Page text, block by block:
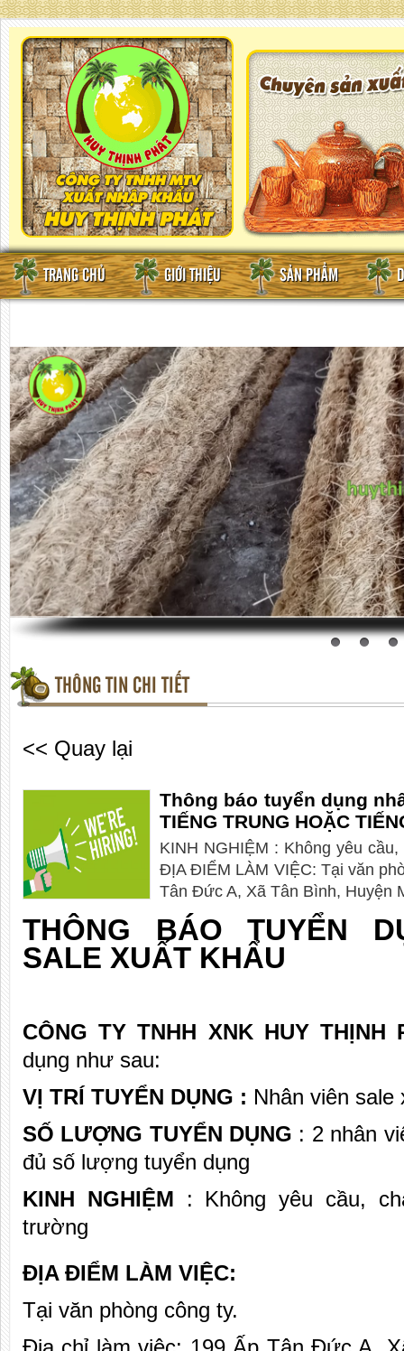
TRANG CHỦ GIỚI THIỆU SẢN PHẨM
THÔNG TIN CHI TIẾT
<< Quay lại
Thông báo tuyển dụng
TIẾNG TRUNG HOẶC
KINH NGHIỆM : Không yêu
ĐỊA ĐIỂM LÀM VIỆC: Tại văn
Tân Đức A, Xã Tân Bình, Huyện
THÔNG BÁO TUYỂN
SALE XUẤT KHẨU
CÔNG TY TNHH XNK HUY THỊNH
dụng như sau:
VỊ TRÍ TUYỂN DỤNG : Nhân viên sale
SỐ LƯỢNG TUYỂN DỤNG : 2 nhân
đủ số lượng tuyển dụng
KINH NGHIỆM : Không yêu cầu,
trường
ĐỊA ĐIỂM LÀM VIỆC:
Tại văn phòng công ty.